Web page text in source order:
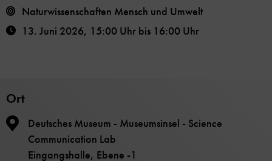
Naturwissenschaften Mensch und Umwelt
13. Juni 2026, 15:00 Uhr bis 16:00 Uhr
Ort
Deutsches Museum - Museumsinsel - Science
Communication Lab
Eingangshalle, Ebene -1